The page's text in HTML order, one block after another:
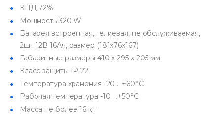
КПД 72%
Мощность 320 W
Батарея встроенная, гелиевая, не обслуживаемая,
2шт 12В 16Ач, размер (181х76х167)
Габаритные размеры 410 х 295 х 205 мм
Класс защиты IP 22
Температура хранения -20 . .+60°С
Рабочая температура -10 . .+50°С
Масса не более 16 кг